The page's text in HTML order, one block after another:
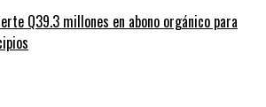
Q39.3 millones en abono orgánico para